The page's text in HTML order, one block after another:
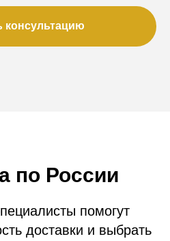
консультацию
по России
помогут
доставки и выбрать